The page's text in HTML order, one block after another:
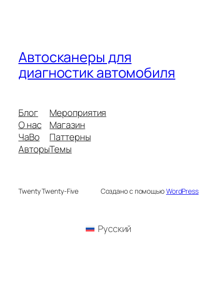
Автосканеры для
диагностик автомобиля
Блог
О нас
ЧаВо
Авторы
Мероприятия
Магазин
Паттерны
Темы
Twenty Twenty-Five Создано с помощьюWordPress
Русский